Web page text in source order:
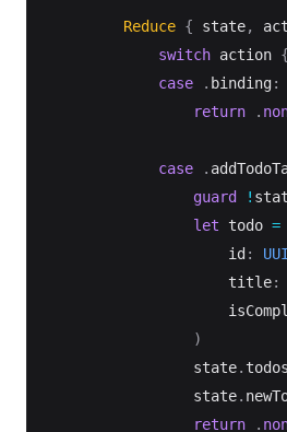
Reduce { state,
switch action {
case
. binding:
return
.
case .
guard
!
let todo =
                    id
:
                    title
:
)
                state
. todos
                state
.
return
.